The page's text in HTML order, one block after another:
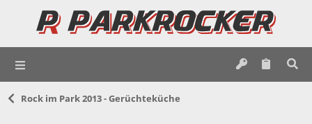
Rock im Park 2013 - Gerüchteküche